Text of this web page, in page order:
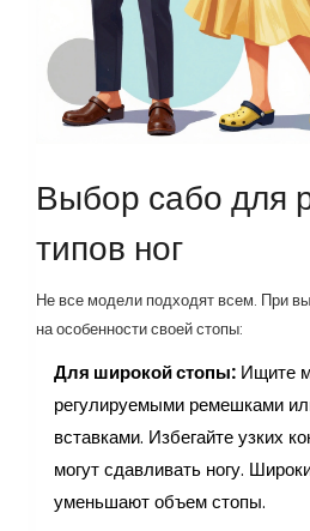
Выбор сабо для
типов ног
Не все модели подходят всем. При
на особенности своей стопы:
Для широкой стопы: Ищите
регулируемыми ремешками
вставками. Избегайте узких
могут сдавливать ногу.
уменьшают объем стопы.